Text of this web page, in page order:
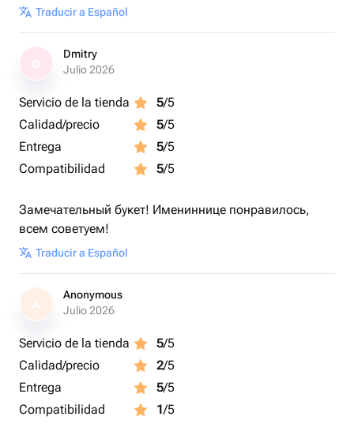
Traducir a Español
Dmitry
Julio 2026
Servicio de la tienda 5/5
Calidad/precio
5/5
Entrega
5/5
Compatibilidad
5/5
Замечательный букет! Имениннице понравилось,
всем советуем!
Traducir a Español
A
Anonymous
Julio 2026
Servicio de la tienda 5/5
Calidad/precio
2/5
Entrega
5/5
Compatibilidad
1/5